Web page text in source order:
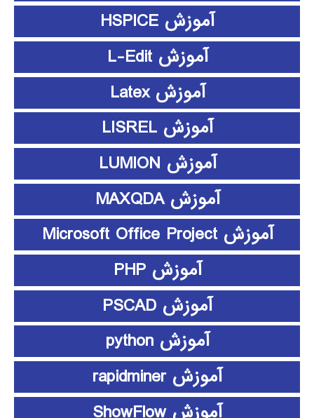
آموزش HSPICE
آموزش L-Edit
آموزش Latex
آموزش LISREL
آموزش LUMION
آموزش MAXQDA
آموزش Microsoft Office Project
آموزش PHP
آموزش PSCAD
آموزش python
آموزش rapidminer
آموزش ShowFlow